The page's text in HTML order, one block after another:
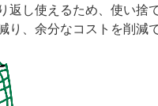
返し使えるため、使い捨
り、余分なコストを削減